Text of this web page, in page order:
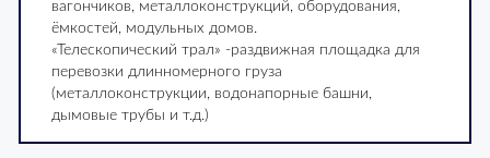
вагончиков, металлоконструкций, оборудования,
ёмкостей, модульных домов.
«Телескопический трал» -раздвижная площадка для
перевозки длинномерного груза
(металлоконструкции, водонапорные башни,
дымовые трубы и т.д.)